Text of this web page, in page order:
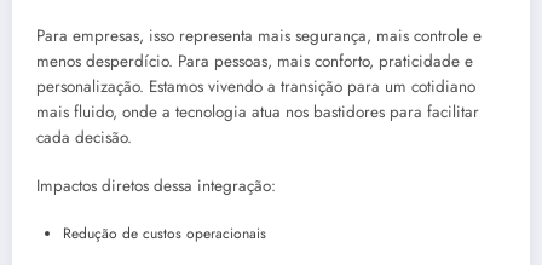
Para empresas, isso representa mais segurança, mais controle e
menos desperdício. Para pessoas, mais conforto, praticidade e
personalização. Estamos vivendo a transição para um cotidiano
mais fluido, onde a tecnologia atua nos bastidores para facilitar
cada decisão.
Impactos diretos dessa integração:
Redução de custos operacionais